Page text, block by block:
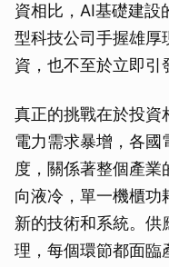
資相比，AI基礎建設
型科技公司手握雄厚
資，也不至於立即引
真正的挑戰在於投資
電力需求暴增，各國
度，關係著整個產
向液冷，單一機櫃功
新的技術和系統。供
理，每個環節都面臨